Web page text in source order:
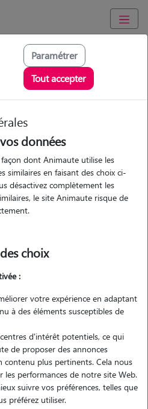
/ Croix
- Petsitter
(7 avis)
Appartement
Paramétrer
Tout accepter
données
dont Animaute utilise les
similaires en faisant des choix ci-
désactivez complètement les
le site Animaute risque de
choix
:
votre expérience en adaptant
à des éléments susceptibles de
d'intérêt potentiels, ce qui
de proposer des annonces
contenu plus pertinents. Cela nous
les performances de notre site Web.
suivre vos préférences, telles que
préférez utiliser.